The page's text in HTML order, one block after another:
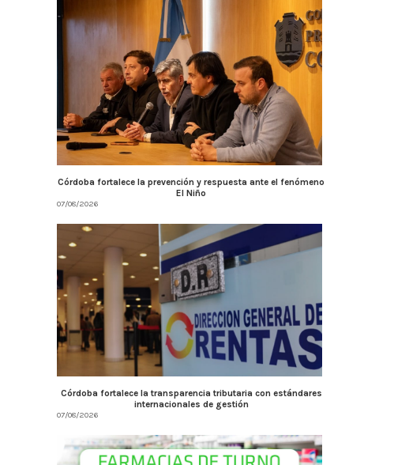
Córdoba fortalece la prevención y respuesta ante el fenómeno
El Niño
07/08/2026
Córdoba fortalece la transparencia tributaria con estándares
internacionales de gestión
07/08/2026